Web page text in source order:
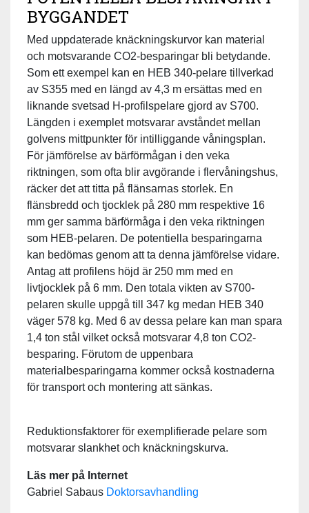
BYGGANDET
Med uppdaterade knäckningskurvor kan material
och motsvarande CO2-besparingar bli betydande.
Som ett exempel kan en HEB 340-pelare tillverkad
av S355 med en längd av 4,3 m ersättas med en
liknande svetsad H-profilspelare gjord av S700.
Längden i exemplet motsvarar avståndet mellan
golvens mittpunkter för intilliggande våningsplan.
För jämförelse av bärförmågan i den veka
riktningen, som ofta blir avgörande i flervåningshus,
räcker det att titta på flänsarnas storlek. En
flänsbredd och tjocklek på 280 mm respektive 16
mm ger samma bärförmåga i den veka riktningen
som HEB-pelaren. De potentiella besparingarna
kan bedömas genom att ta denna jämförelse vidare.
Antag att profilens höjd är 250 mm med en
livtjocklek på 6 mm. Den totala vikten av S700-
pelaren skulle uppgå till 347 kg medan HEB 340
väger 578 kg. Med 6 av dessa pelare kan man spara
1,4 ton stål vilket också motsvarar 4,8 ton CO2-
besparing. Förutom de uppenbara
materialbesparingarna kommer också kostnaderna
för transport och montering att sänkas.
Reduktionsfaktorer för exemplifierade pelare som
motsvarar slankhet och knäckningskurva.
Läs mer på Internet
Gabriel Sabaus Doktorsavhandling